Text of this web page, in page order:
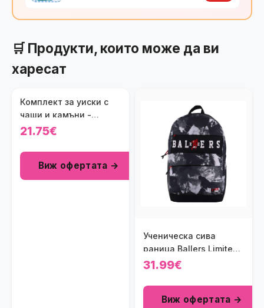
🛒 Продукти, които може да ви
харесат
Комплект за уиски с
чаши и камъни -
бамбук
21.75€
Виж офертата →
Ученическа сива
раница Ballers Limited
Edition
31.99€
Виж офертата →